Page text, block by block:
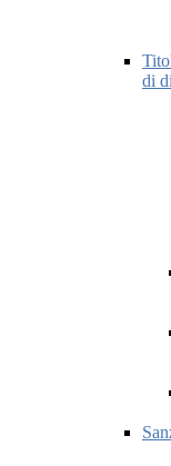
di